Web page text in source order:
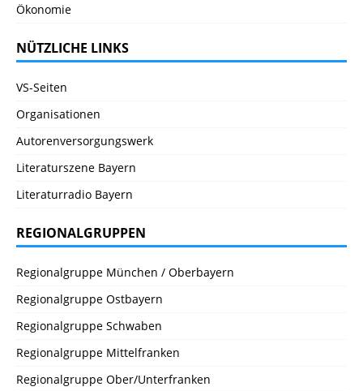
Ökonomie
NÜTZLICHE LINKS
VS-Seiten
Organisationen
Autorenversorgungswerk
Literaturszene Bayern
Literaturradio Bayern
REGIONALGRUPPEN
Regionalgruppe München / Oberbayern
Regionalgruppe Ostbayern
Regionalgruppe Schwaben
Regionalgruppe Mittelfranken
Regionalgruppe Ober/Unterfranken